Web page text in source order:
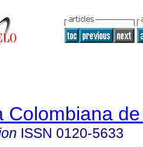
Colombiana
ISSN 0120-5633